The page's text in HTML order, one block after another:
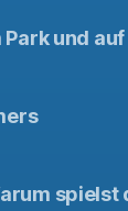
und
spielst